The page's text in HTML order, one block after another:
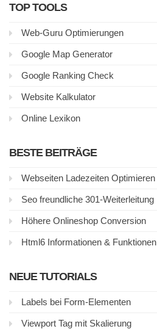
TOP TOOLS
Web-Guru Optimierungen
Google Map Generator
Google Ranking Check
Website Kalkulator
Online Lexikon
BESTE BEITRÄGE
Webseiten Ladezeiten Optimieren
Seo freundliche 301-Weiterleitung
Höhere Onlineshop Conversion
Html6 Informationen & Funktionen
NEUE TUTORIALS
Labels bei Form-Elementen
Viewport Tag mit Skalierung